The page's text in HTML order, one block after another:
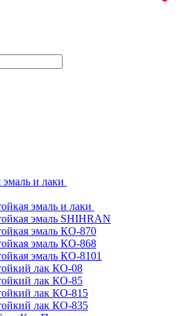
эмаль и лаки
эмаль и лаки
эмаль SHIHRAN
эмаль КО-870
эмаль КО-868
эмаль КО-8101
лак КО-08
лак КО-85
лак КО-815
лак КО-835